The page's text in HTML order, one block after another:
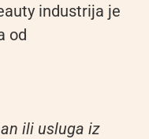
industrija je
od
ili usluga iz